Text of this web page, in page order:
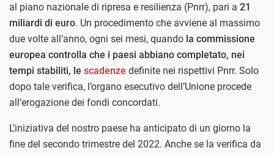
al piano nazionale di ripresa e resilienza (Pnrr), pari a 21
miliardi di euro. Un procedimento che avviene al massimo
due volte all’anno, ogni sei mesi, quando la commissione
europea controlla che i paesi abbiano completato, nei
tempi stabiliti, le scadenze definite nei rispettivi Pnrr. Solo
dopo tale verifica, l’organo esecutivo dell’Unione procede
all’erogazione dei fondi concordati.
L’iniziativa del nostro paese ha anticipato di un giorno la
fine del secondo trimestre del 2022. Anche se la verifica da